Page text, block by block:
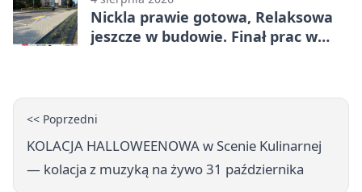
Nickla prawie gotowa, Relaksowa
jeszcze w budowie. Finał prac w
<< Poprzedni
KOLACJA HALLOWEENOWA w Scenie Kulinarnej
— kolacja z muzyką na żywo 31 października